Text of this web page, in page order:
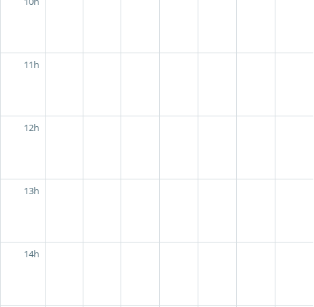
11h
12h
13h
14h